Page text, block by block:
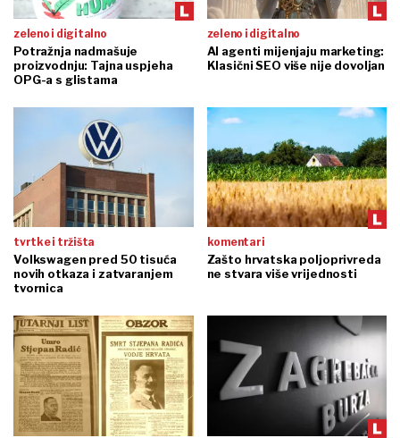
zeleno i digitalno
Potražnja nadmašuje
proizvodnju: Tajna uspjeha
OPG-a s glistama
zeleno i digitalno
AI agenti mijenjaju marketing:
Klasični SEO više nije dovoljan
tvrtke i tržišta
Volkswagen pred 50 tisuća
novih otkaza i zatvaranjem
tvornica
komentari
Zašto hrvatska poljoprivreda
ne stvara više vrijednosti